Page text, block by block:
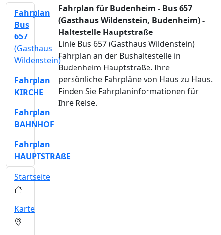
Fahrplan für Budenheim - Bus 657
(Gasthaus Wildenstein, Budenheim) -
Haltestelle Hauptstraße
Linie Bus 657 (Gasthaus Wildenstein)
Fahrplan an der Bushaltestelle in
Budenheim Hauptstraße. Ihre
persönliche Fahrpläne von Haus zu Haus.
Finden Sie Fahrplaninformationen für
Ihre Reise.
Fahrplan
Bus
657
(Gasthaus
Wildenstein)
Fahrplan
KIRCHE
Fahrplan
BAHNHOF
Fahrplan
HAUPTSTRAßE
Startseite
Karte